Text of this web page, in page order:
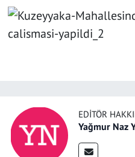
EDITÖR
Yağmur Naz